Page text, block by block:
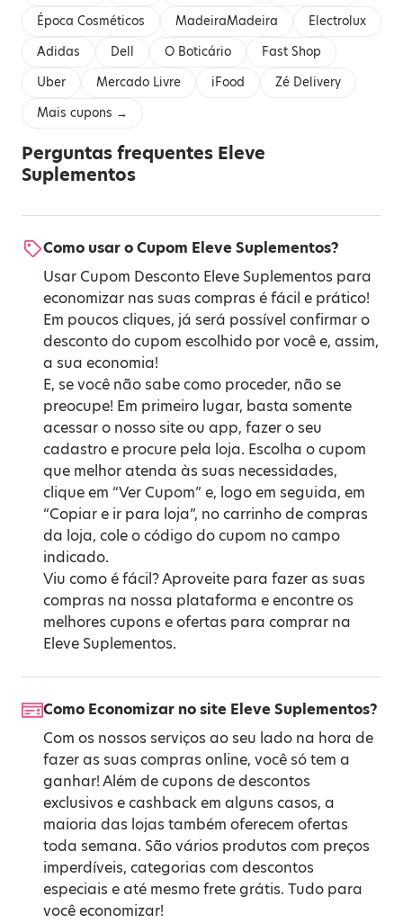
Época Cosméticos
MadeiraMadeira
Electrolux
Adidas
Dell O Boticário
Fast Shop
Uber
Mercado Livre iFood
Zé Delivery
Mais cupons →
Perguntas frequentes Eleve
Suplementos
Como usar o Cupom Eleve Suplementos?
Usar Cupom Desconto Eleve Suplementos para
economizar nas suas compras é fácil e prático!
Em poucos cliques, já será possível confirmar o
desconto do cupom escolhido por você e, assim,
a sua economia!
E, se você não sabe como proceder, não se
preocupe! Em primeiro lugar, basta somente
acessar o nosso site ou app, fazer o seu
cadastro e procure pela loja. Escolha o cupom
que melhor atenda às suas necessidades,
clique em “Ver Cupom” e, logo em seguida, em
“Copiar e ir para loja”, no carrinho de compras
da loja, cole o código do cupom no campo
indicado.
Viu como é fácil? Aproveite para fazer as suas
compras na nossa plataforma e encontre os
melhores cupons e ofertas para comprar na
Eleve Suplementos.
Como Economizar no site Eleve Suplementos?
Com os nossos serviços ao seu lado na hora de
fazer as suas compras online, você só tem a
ganhar! Além de cupons de descontos
exclusivos e cashback em alguns casos, a
maioria das lojas também oferecem ofertas
toda semana. São vários produtos com preços
imperdíveis, categorias com descontos
especiais e até mesmo frete grátis. Tudo para
você economizar!